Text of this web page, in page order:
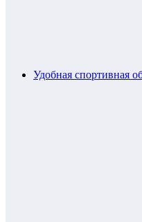
Удобная спортивная